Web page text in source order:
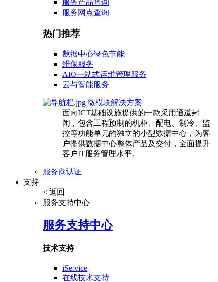
服务产品查询
服务网点查询
热门推荐
数据中心绿色节能
维保服务
AIO一站式运维管理服务
云与智能服务
微模块解决方案
面向ICT基础设施提供的一款采用通道封
闭，包含工程预制的机柜、配电、制冷、监
控等功能单元的独立的小型数据中心，为客
户提供数据中心整体产品及交付，全面提升
客户IT服务管理水平。
服务商认证
支持
< 返回
服务支持中心
服务支持中心
技术支持
iService
在线技术支持